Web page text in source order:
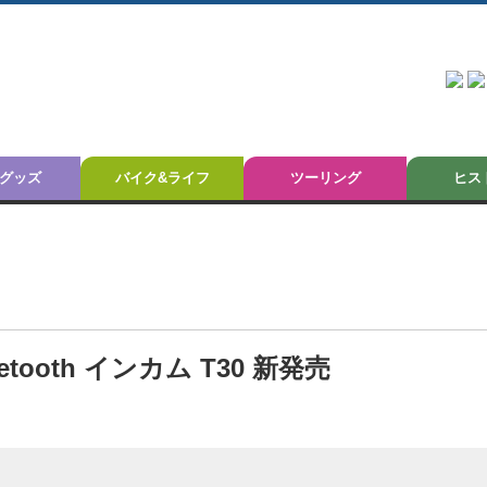
ッズ バイク&ライフ ツーリング ヒス
インカム T30 新発売